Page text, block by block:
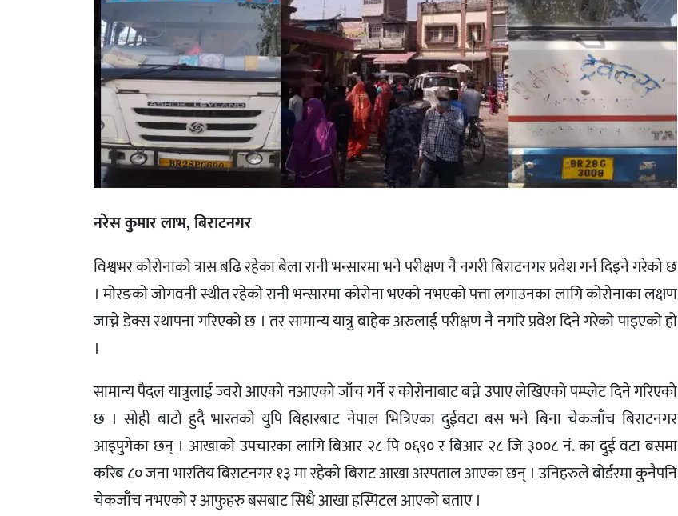
नरेस कुमार लाभ, बिराटनगर
विश्वभर कोरोनाको त्रास बढि रहेका बेला रानी भन्सारमा भने परीक्षण नै नगरी बिराटनगर प्रवेश गर्न दिइने गरेको छ
। मोरङको जोगवनी स्थीत रहेको रानी भन्सारमा कोरोना भएको नभएको पत्ता लगाउनका लागि कोरोनाका लक्षण
जाच्ने डेक्स स्थापना गरिएको छ । तर सामान्य यात्रु बाहेक अरुलाई परीक्षण नै नगरि प्रवेश दिने गरेको पाइएको हो
।
सामान्य पैदल यात्रुलाई ज्वरो आएको नआएको जाँच गर्ने र कोरोनाबाट बच्ने उपाए लेखिएको पम्प्लेट दिने गरिएको
छ । सोही बाटो हुदै भारतको युपि बिहारबाट नेपाल भित्रिएका दुईवटा बस भने बिना चेकजाँच बिराटनगर
आइपुगेका छन् । आखाको उपचारका लागि बिआर २८ पि ०६९० र बिआर २८ जि ३००८ नं. का दुई वटा बसमा
करिब ८० जना भारतिय बिराटनगर १३ मा रहेको बिराट आखा अस्पताल आएका छन् । उनिहरुले बोर्डरमा कुनैपनि
चेकजाँच नभएको र आफुहरु बसबाट सिधै आखा हस्पिटल आएको बताए ।